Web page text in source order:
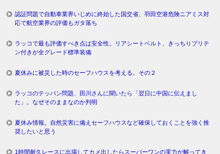
認証問題で自動車業界いじめに終始した国交省、羽田空港危険ニアミス対
応で航空業界の評価もガタ落ち
ラッコで最も評価すべき点は安全性。リアシートベルト、きっちりプリテ
ン付きが全グレード標準装備
夏休みに被災した時のセーフハウスを考える。その２
ラッコのテッパン問題、田川さんに聞いたら「翌日に中国に伝えまし
た」。なぜそのままなのか判明
夏休み情報。自然災害に備えセーフハウスなど確保しておくことを強く推
奨したいと思う
1時間耐久レースに出場してカメ出したらスーパーワンの実力が解ってき